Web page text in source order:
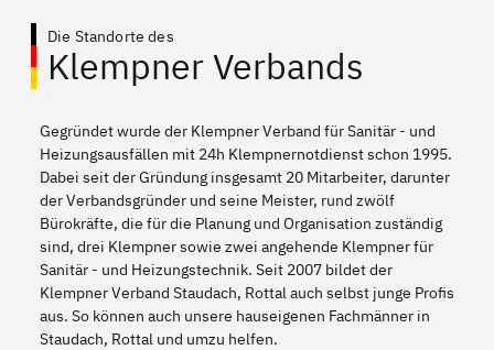
Die Standorte des
Klempner Verbands
Gegründet wurde der Klempner Verband für Sanitär - und
Heizungsausfällen mit 24h Klempnernotdienst schon 1995.
Dabei seit der Gründung insgesamt 20 Mitarbeiter, darunter
der Verbandsgründer und seine Meister, rund zwölf
Bürokräfte, die für die Planung und Organisation zuständig
sind, drei Klempner sowie zwei angehende Klempner für
Sanitär - und Heizungstechnik. Seit 2007 bildet der
Klempner Verband Staudach, Rottal auch selbst junge Profis
aus. So können auch unsere hauseigenen Fachmänner in
Staudach, Rottal und umzu helfen.